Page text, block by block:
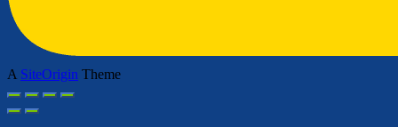
A SiteOrigin Theme